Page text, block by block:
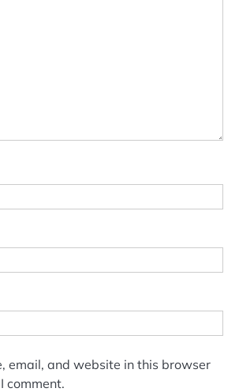
email, and website in this browser
comment.